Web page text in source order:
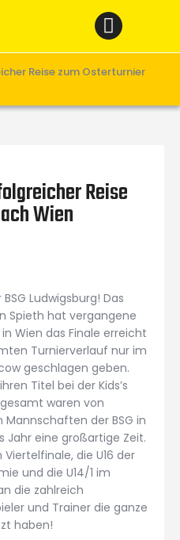
Reise zum Osterturnier
Reise
Wien
Ludwigsburg! Das
Spieth hat vergangene
Wien das Finale erreicht
Turnierverlauf nur im
geschlagen geben.
Titel bei der Kids’s
waren von
der BSG in
Jahr eine großartige Zeit.
die U16 der
und die U14/1 im
die zahlreich
und Trainer die ganze
haben!